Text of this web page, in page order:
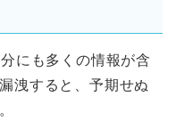
にも多くの情報が含
洩すると、予期せぬ